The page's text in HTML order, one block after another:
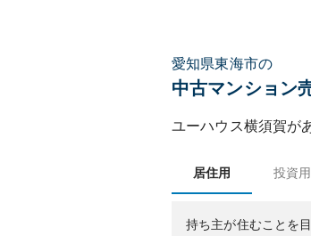
愛知県東海市の
中古マンション
ユーハウス横須賀が
居住用 投資用
持ち主が住むことを